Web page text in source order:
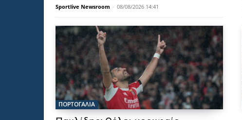
Sportlive Newsroom - 08/08/2026 14:41
ΠΟΡΤΟΓΑΛΙΑ